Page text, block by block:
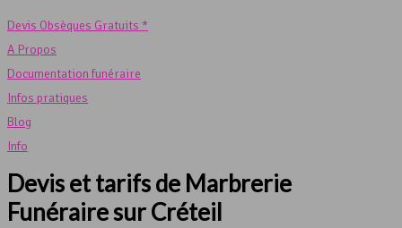
Devis Obsèques Gratuits *
A Propos
Documentation funéraire
Infos pratiques
Blog
Info
Devis et tarifs de Marbrerie
Funéraire sur Créteil